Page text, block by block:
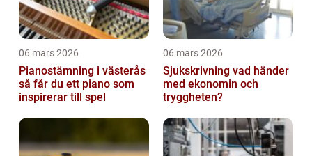
06 mars 2026
Pianostämning i västerås
så får du ett piano som
inspirerar till spel
06 mars 2026
Sjukskrivning vad händer
med ekonomin och
tryggheten?